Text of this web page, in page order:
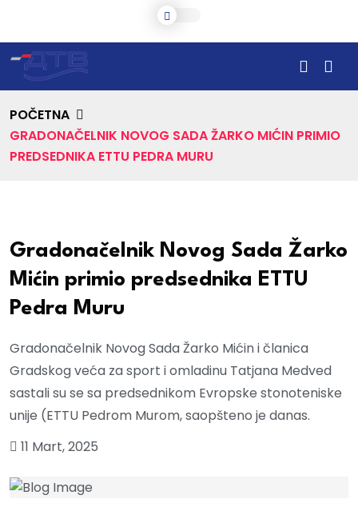
POČETNA
GRADONAČELNIK NOVOG SADA ŽARKO MIĆIN PRIMIO
PREDSEDNIKA ETTU PEDRA MURU
Gradonačelnik Novog Sada Žarko
Mićin primio predsednika ETTU
Pedra Muru
Gradonačelnik Novog Sada Žarko Mićin i članica
Gradskog veća za sport i omladinu Tatjana Medved
sastali su se sa predsednikom Evropske stonoteniske
unije (ETTU Pedrom Murom, saopšteno je danas.
11 Mart, 2025